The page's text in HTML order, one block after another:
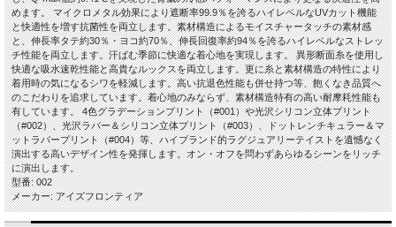
めます。 マイクロメタル効果により遮断率99.9％を誇るハイレベルなUVカット機能
と快適性を増す抗菌性を両立します。素材構造によるモイスチャータッチの素材感
と、伸長率タテ約30％・ヨコ約70％、伸長回復率約94％を誇るハイレベルなストレッ
チ性能を両立します。汗ばむ季節に快適な着心地を実現します。 異形断面糸を使用し
快適な吸水速乾性能と高貴なルックスを両立します。更に糸と素材構造の特性により
着用時の気になるシワを軽減します。高い抗退色性能も併せ持つ等、飽くなき品質へ
のこだわりを追求しています。着心地のみならず、素材構造特有の高い耐摩耗性能も
有しています。 4色グラデーションプリント（#001）や光沢シリコン立体プリント
（#002）、光沢ラバー＆シリコン立体プリント（#003）、ドットレンチキュラー＆マ
ットラバープリント（#004）等、ハイブランド的ラグジュアリーテイストを遺憾なく
演出する高いデザイン性を発揮します。オン・オフを問わずあらゆるシーンをリッチ
に演出します。
型番: 002
メーカー: アイズフロンティア